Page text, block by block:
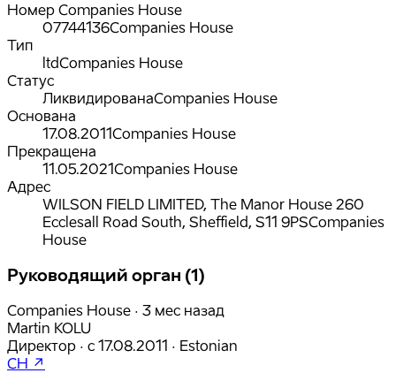
Номер Companies House
07744136Companies House
Тип
ltdCompanies House
Статус
ЛиквидированаCompanies House
Основана
17.08.2011Companies House
Прекращена
11.05.2021Companies House
Адрес
WILSON FIELD LIMITED, The Manor House 260
Ecclesall Road South, Sheffield, S11 9PSCompanies
House
Руководящий орган (1)
Companies House · 3 мес назад
Martin KOLU
Директор · с 17.08.2011 · Estonian
CH ↗